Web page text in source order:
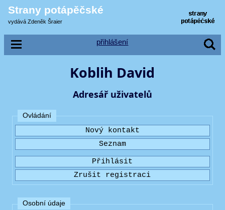
Strany potápěčské
vydává Zdeněk Šraier
přihlášení
Koblih David
Adresář uživatelů
Ovládání
Osobní údaje